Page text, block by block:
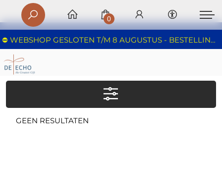
⛔️ WEBSHOP GESLOTEN T/M 8 AUGUSTUS - BESTELLINGEN WORDEN NIET IN BEHANDELING GENOMEN - FIJNE ZOMER!
0
GEEN RESULTATEN